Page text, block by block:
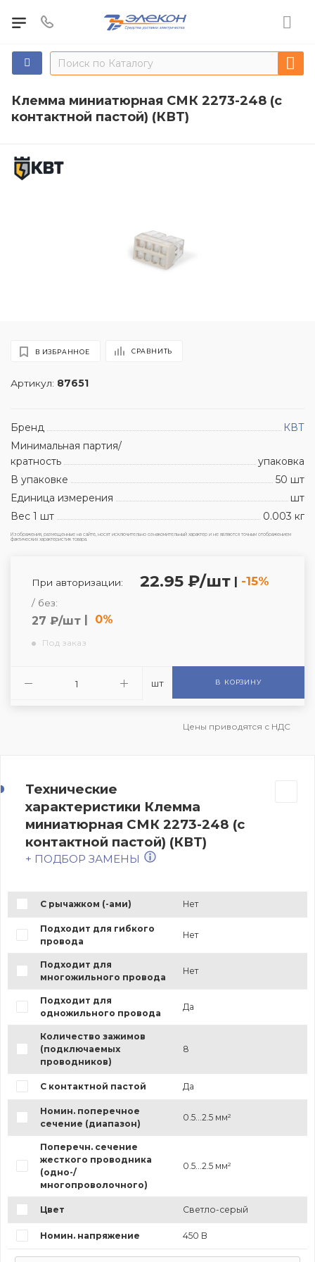
Клемма миниатюрная СМК 2273-248 (с
контактной пастой) (КВТ)
Артикул: 87651
В ИЗБРАННОЕ СРАВНИТЬ
Бренд
КВТ
Минимальная партия/
кратность
упаковка
В упаковке
50 шт
Единица измерения
шт
Вес 1 шт
0.003 кг
Изображения, размещенные на сайте, носят исключительно ознакомительный характер и не являются точным отображением
фактических характеристик товара.
При авторизации: 22.95 ₽/шт | -15%
/ без:
27 ₽/шт | 0%
Под заказ
шт В КОРЗИНУ
Цены приводятся с НДС
Технические
характеристики Клемма
миниатюрная СМК 2273-248 (с
контактной пастой) (КВТ)
+ ПОДБОР ЗАМЕНЫ
С рычажком (-ами) Нет
Подходит для гибкого
провода
Нет
Подходит для
многожильного провода
Нет
Подходит для
одножильного провода
Да
Количество зажимов
(подключаемых
проводников)
8
С контактной пастой Да
Номин. поперечное
сечение (диапазон)
0.5...2.5 мм²
Поперечн. сечение
жесткого проводника
(одно-/
многопроволочного)
0.5...2.5 мм²
Цвет Светло-серый
Номин. напряжение 450 В